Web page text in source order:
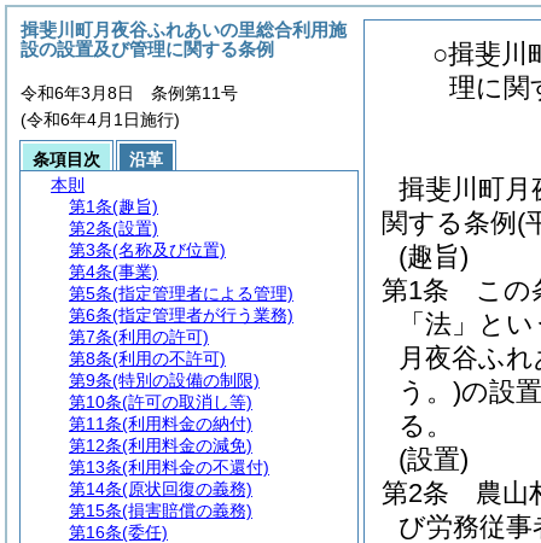
○揖斐川
理に関
揖斐川町
関する条例(
(趣旨)
第1条
この
「法」と
月夜谷ふ
う。)の設
る。
(設置)
第2条
農山
び労務従
揖斐川町月夜谷ふれあいの里総合利用施
設の設置及び管理に関する条例
令和6年3月8日 条例第11号
(令和6年4月1日施行)
条項目次
沿革
本則
第1条(趣旨)
第2条(設置)
第3条(名称及び位置)
第4条(事業)
第5条(指定管理者による管理)
第6条(指定管理者が行う業務)
第7条(利用の許可)
第8条(利用の不許可)
第9条(特別の設備の制限)
第10条(許可の取消し等)
第11条(利用料金の納付)
第12条(利用料金の減免)
第13条(利用料金の不還付)
第14条(原状回復の義務)
第15条(損害賠償の義務)
第16条(委任)